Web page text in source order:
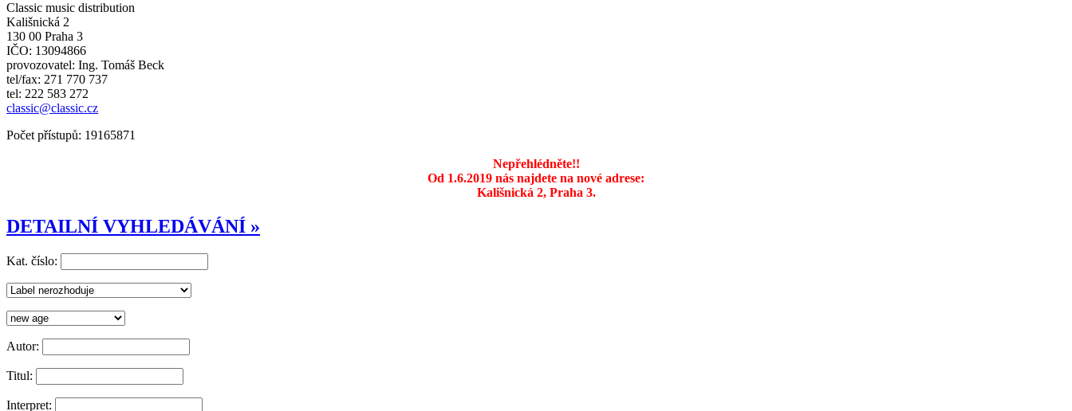
Classic music distribution
Kališnická 2
130 00 Praha 3
IČO: 13094866
provozovatel: Ing. Tomáš Beck
tel/fax: 271 770 737
tel: 222 583 272
classic@classic.cz
Počet přístupů: 19165871
Nepřehlédněte!!
Od 1.6.2019 nás najdete na nové adrese:
Kališnická 2, Praha 3.
DETAILNÍ VYHLEDÁVÁNÍ »
Kat. číslo:
Autor:
Titul:
Interpret: